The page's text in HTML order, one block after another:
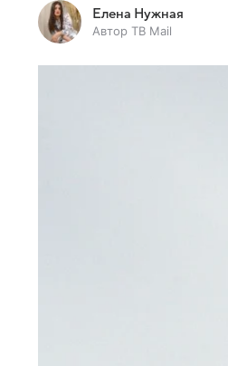
Елена Нужная
Автор ТВ Mail